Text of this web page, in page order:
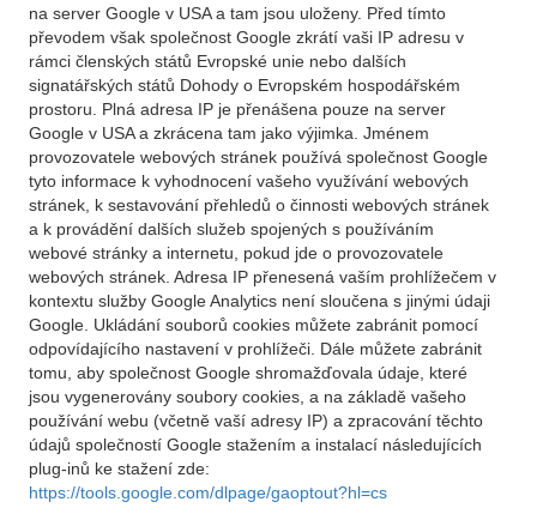
na server Google v USA a tam jsou uloženy. Před tímto
převodem však společnost Google zkrátí vaši IP adresu v
rámci členských států Evropské unie nebo dalších
signatářských států Dohody o Evropském hospodářském
prostoru. Plná adresa IP je přenášena pouze na server
Google v USA a zkrácena tam jako výjimka. Jménem
provozovatele webových stránek používá společnost Google
tyto informace k vyhodnocení vašeho využívání webových
stránek, k sestavování přehledů o činnosti webových stránek
a k provádění dalších služeb spojených s používáním
webové stránky a internetu, pokud jde o provozovatele
webových stránek. Adresa IP přenesená vaším prohlížečem v
kontextu služby Google Analytics není sloučena s jinými údaji
Google. Ukládání souborů cookies můžete zabránit pomocí
odpovídajícího nastavení v prohlížeči. Dále můžete zabránit
tomu, aby společnost Google shromažďovala údaje, které
jsou vygenerovány soubory cookies, a na základě vašeho
používání webu (včetně vaší adresy IP) a zpracování těchto
údajů společností Google stažením a instalací následujících
plug-inů ke stažení zde:
https://tools.google.com/dlpage/gaoptout?hl=cs